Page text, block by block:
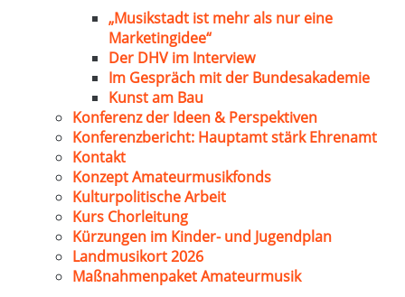
„Musikstadt ist mehr als nur eine
Marketingidee“
Der DHV im Interview
Im Gespräch mit der Bundesakademie
Kunst am Bau
Konferenz der Ideen & Perspektiven
Konferenzbericht: Hauptamt stärk Ehrenamt
Kontakt
Konzept Amateurmusikfonds
Kulturpolitische Arbeit
Kurs Chorleitung
Kürzungen im Kinder- und Jugendplan
Landmusikort 2026
Maßnahmenpaket Amateurmusik